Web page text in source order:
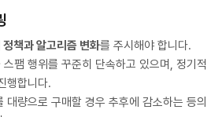
책과 알고리즘 변화를 주시해야 합니다.
팸 행위를 꾸준히 단속하고 있으며, 정기적
행합니다.
대량으로 구매할 경우 추후에 감소하는 등의